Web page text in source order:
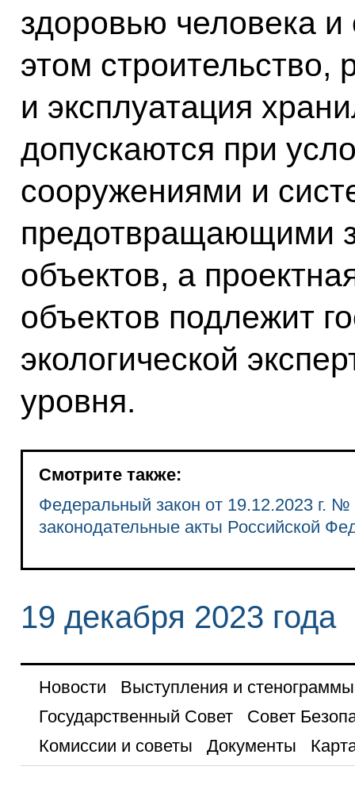
здоровью человека
этом строительство,
и эксплуатация
допускаются при
сооружениями и
предотвращающими
объектов, а
объектов подлежит
экологической
уровня.
Смотрите также:
Федеральный закон от 19.12.2023 г.
законодательные акты Российской
19 декабря 2023 года
Новости
Выступления и стенограммы
Государственный Совет
Совет
Комиссии и советы
Документы